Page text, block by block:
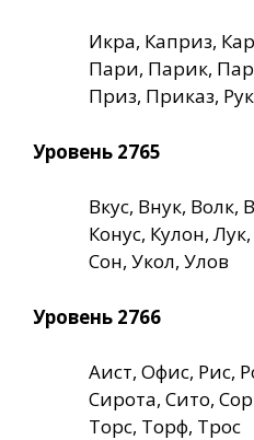
Икра, Каприз,
Пари, Парик,
Приз, Приказ,
Уровень 2765
Вкус, Внук, Волк,
Конус, Кулон,
Сон, Укол, Улов
Уровень 2766
Аист, Офис, Рис,
Сирота, Сито,
Торс, Торф, Трос